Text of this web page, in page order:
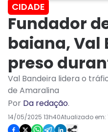
CIDADE
Fundador
baiana, Val
preso
Val Bandeira lidera o
de Amaralina
Por Da redação.
14/05/2025 13h40Atualizado em: